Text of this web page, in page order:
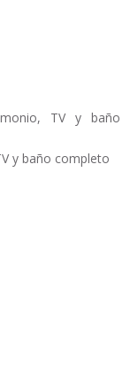
TV y baño
y baño completo